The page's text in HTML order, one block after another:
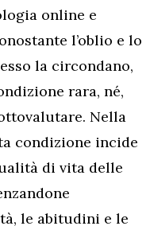
online e
l’oblio e lo
la circondano,
rara, né,
Nella
condizione incide
di vita delle
le abitudini e le